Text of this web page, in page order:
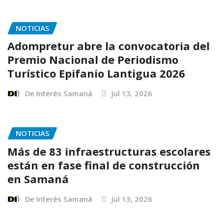
NOTICIAS
Adompretur abre la convocatoria del
Premio Nacional de Periodismo
Turístico Epifanio Lantigua 2026
De Interés Samaná Jul 13, 2026
NOTICIAS
Más de 83 infraestructuras escolares
están en fase final de construcción
en Samaná
De Interés Samaná Jul 13, 2026